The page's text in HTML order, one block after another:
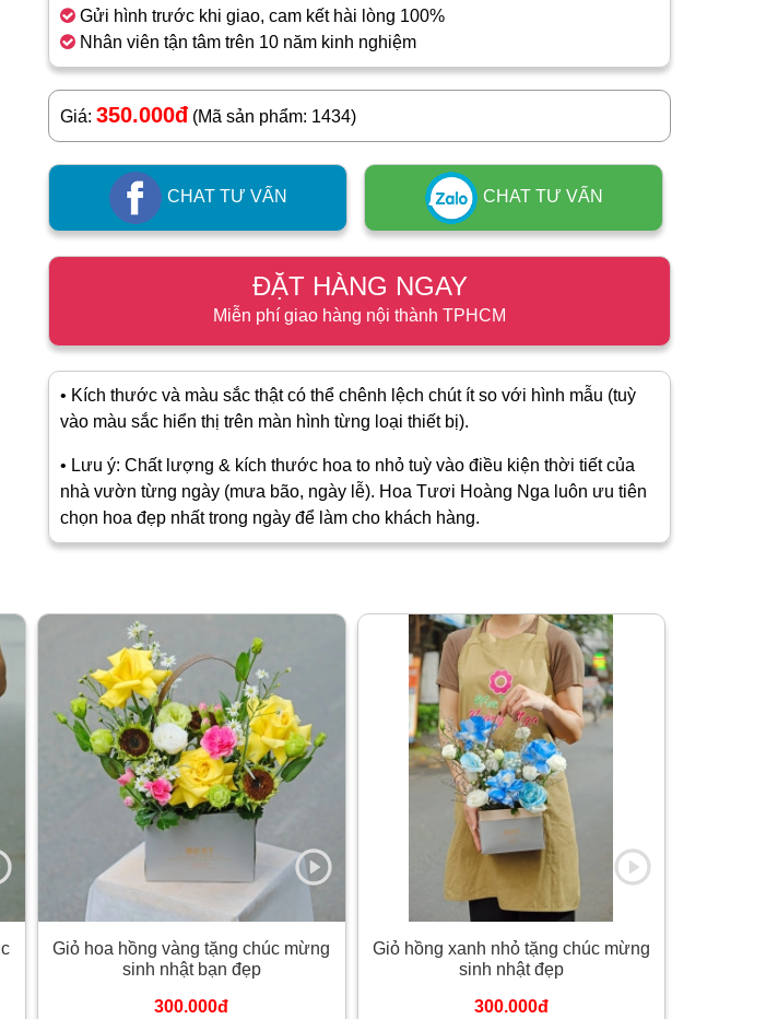
Gửi hình trước khi giao, cam kết hài lòng 100%
Nhân viên tận tâm trên 10 năm kinh nghiệm
Giá: 350.000đ (Mã sản phẩm: 1434)
CHAT TƯ VẤN CHAT TƯ VẤN
ĐẶT HÀNG NGAY
Miễn phí giao hàng nội thành TPHCM
• Kích thước và màu sắc thật có thể chênh lệch chút ít so với hình mẫu (tuỳ
vào màu sắc hiển thị trên màn hình từng loại thiết bị).
• Lưu ý: Chất lượng & kích thước hoa to nhỏ tuỳ vào điều kiện thời tiết của
nhà vườn từng ngày (mưa bão, ngày lễ). Hoa Tươi Hoàng Nga luôn ưu tiên
chọn hoa đẹp nhất trong ngày để làm cho khách hàng.
Giỏ hoa hồng vàng tặng chúc mừng
sinh nhật bạn đẹp
300.000đ
Giỏ hồng xanh nhỏ tặng chúc mừng
sinh nhật đẹp
300.000đ